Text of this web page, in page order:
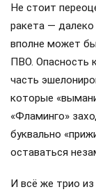
Не стоит
ракета — далеко
вполне может
ПВО. Опасность
часть
которые
«Фламинго»
буквально
оставаться
И всё же трио